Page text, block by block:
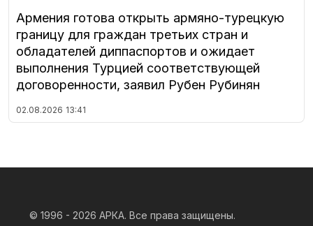
Армения готова открыть армяно-турецкую
границу для граждан третьих стран и
обладателей диппаспортов и ожидает
выполнения Турцией соответствующей
договоренности, заявил Рубен Рубинян
02.08.2026 13:41
© 1996 - 2026 АРКА. Все права защищены.